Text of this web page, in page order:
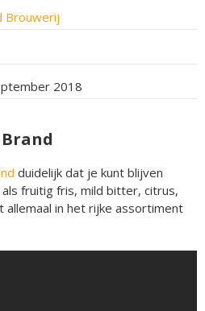
Brouwerij
2018
duidelijk dat je kunt blijven
fruitig fris, mild bitter, citrus,
in het rijke assortiment